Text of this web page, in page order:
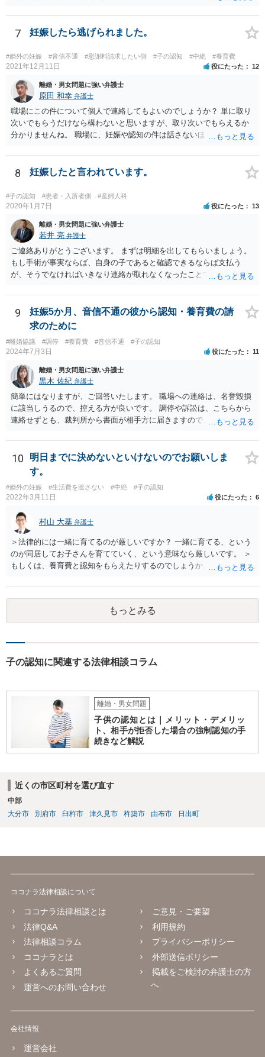
7 妊娠したら逃げられました。
#婚外の妊娠 #音信不通 #慰謝料請求したい側 #子の認知 #中絶 #養育費
2021年12月11日 役にたった 12
離婚・男女問題に強い弁護士
原田 和幸 弁護士
職場にこの件について個人で連絡してもよいのでしょうか？ 単に取り
次いでもらうだけなら構わないと思いますが、取り次いでもらえるか
分かりませんね。 職場に、妊娠や認知の件は話さないほうがよいと思
難しいと思われれば、弁護士に入ってもらうことも検討されてくださ
い。 一度、お近くの弁護士に相談されてみてもよいと思います。
8 妊娠したと言われています。
#子の認知 #患者・入所者側 #産婦人科
2020年1月7日 役にたった 13
離婚・男女問題に強い弁護士
若井 亮 弁護士
ご連絡ありがとうございます。 まずは明細を出してもらいましょう。
もし手術が事実ならば、自身の子であると確認できるならば支払う
が、そうでなければいきなり連絡が取れなくなったことで不信感もあ
してはいかがでしょうか。 代理人となる場合ですが、事務所ごとにま
ちまちです。 弊所の場合、交渉をお受けするとなると20万円くらいが
多いかと思います。
9
妊娠5か月、音信不通の彼から認知・養育費の請
求のために
#離婚協議 #調停 #養育費 #音信不通 #子の認知
2024年7月3日 役にたった 11
離婚・男女問題に強い弁護士
黒木 佐紀 弁護士
簡単にはなりますが、ご回答いたします。 職場への連絡は、名誉毀損
に該当しうるので、控える方が良いです。 調停や訴訟は、こちらから
連絡せずとも、裁判所から書面が相手方に届きますので、連絡不要で
いのであれば、調停や訴訟をするしかないかと思います。
10
明日までに決めないといけないのでお願いしま
す。
#婚外の妊娠 #生活費を渡さない #中絶 #子の認知
2022年3月11日 役にたった 6
村山 大基 弁護士
＞法律的には一緒に育てるのが厳しいですか？ 一緒に育てる、という
のが同居してお子さんを育てていく、という意味なら厳しいです。 ＞
もしくは、養育費と認知をもらえたりするのでしょうか、 相手が認知
す。 また、認知されたことを前提に、父親として子を養う義務があり
ますので、 養育費を請求できます。 ただ、極端な話相手に収入がなか
ったり、行方不明だったりすると、実際上の回収が難しい可能性はあ
ります。
もっとみる
子の認知に関連する法律相談コラム
離婚・男女問題
子供の認知とは｜メリット・デメリッ
ト、相手が拒否した場合の強制認知の手
続きなど解説
近くの市区町村を選び直す
中部
大分市
別府市 臼杵市 津久見市 杵築市 由布市 日出町
ココナラ法律相談について
ココナラ法律相談とは
法律Q&A
法律相談コラム
ココナラとは
よくあるご質問
運営へのお問い合わせ
ご意見・ご要望
利用規約
プライバシーポリシー
外部送信ポリシー
掲載をご検討の弁護士の方
へ
会社情報
運営会社